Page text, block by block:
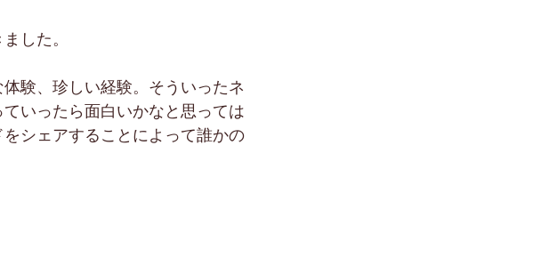
した。
験、珍しい経験。そういったネ
いったら面白いかなと思っては
シェアすることによって誰かの